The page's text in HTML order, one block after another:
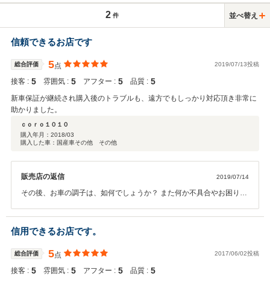
2 件 並べ替え
信頼できるお店です
総合評価 5点 2019/07/13投稿
接客 : 5 雰囲気 : 5 アフター : 5 品質 : 5
新車保証が継続され購入後のトラブルも、遠方でもしっかり対応頂き非常に
助かりました。
ｃｏｒｏ１０１０
購入年月： 2018/03
購入した車：国産車その他 その他
販売店の返信 2019/07/14
その後、お車の調子は、如何でしょうか？ また何か不具合やお困りの
うございました。
信用できるお店です。
総合評価 5点 2017/06/02投稿
接客 : 5 雰囲気 : 5 アフター : 5 品質 : 5